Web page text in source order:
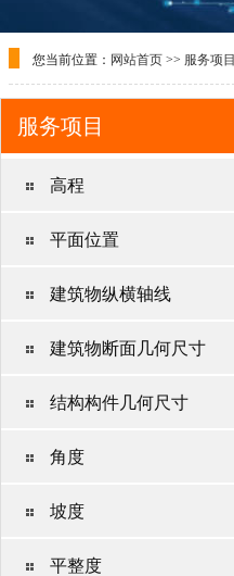
您当前位置： 网站首页 >> 服务项目
服务项目
高程
平面位置
建筑物纵横轴线
建筑物断面几何尺寸
结构构件几何尺寸
角度
坡度
平整度